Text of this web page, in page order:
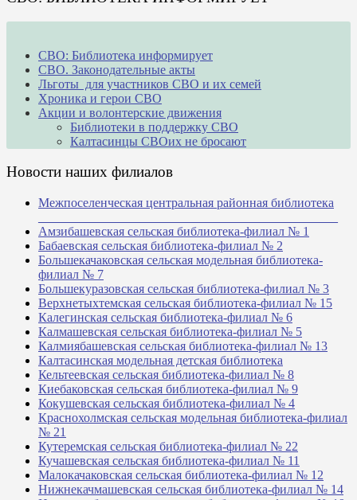
СВО: Библиотека информирует
СВО. Законодательные акты
Льготы для участников СВО и их семей
Хроника и герои СВО
Акции и волонтерские движения
Библиотеки в поддержку СВО
Калтасинцы СВОих не бросают
Новости наших филиалов
Межпоселенческая центральная районная библиотека
Амзибашевская сельская библиотека-филиал № 1
Бабаевская сельская библиотека-филиал № 2
Большекачаковская сельская модельная библиотека-
филиал № 7
Большекуразовская сельская библиотека-филиал № 3
Верхнетыхтемская сельская библиотека-филиал № 15
Калегинская сельская библиотека-филиал № 6
Калмашевская сельская библиотека-филиал № 5
Калмиябашевская сельская библиотека-филиал № 13
Калтасинская модельная детская библиотека
Кельтеевская сельская библиотека-филиал № 8
Киебаковская сельская библиотека-филиал № 9
Кокушевская сельская библиотека-филиал № 4
Краснохолмская сельская модельная библиотека-филиал
№ 21
Кутеремская сельская библиотека-филиал № 22
Кучашевская сельская библиотека-филиал № 11
Малокачаковская сельская библиотека-филиал № 12
Нижнекачмашевская сельская библиотека-филиал № 14